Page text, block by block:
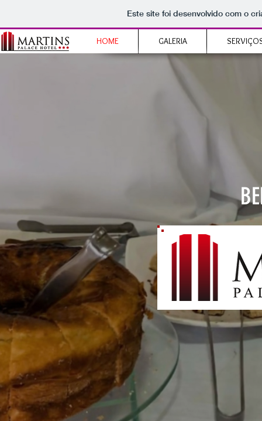
Este site foi desenvolvido com o
HOME GALERIA